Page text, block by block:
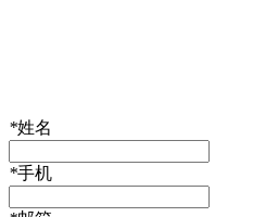
*姓名
*手机